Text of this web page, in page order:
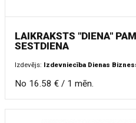
LAIKRAKSTS "DIENA"
SESTDIENA
Izdevējs: Izdevniecība Dienas
No 16.58 € / 1 mēn.